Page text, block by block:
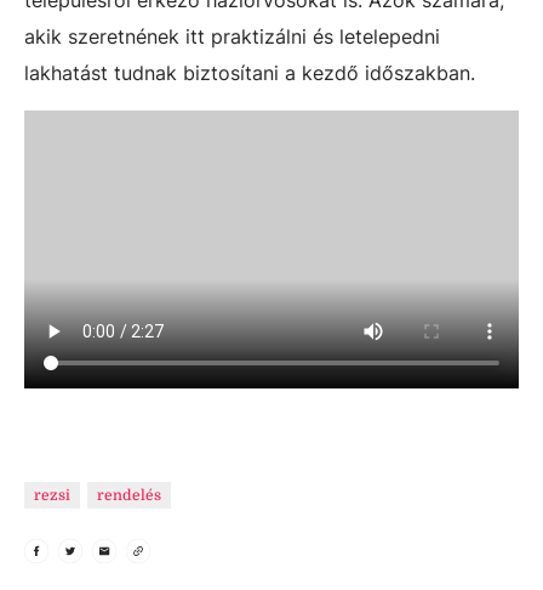
akik szeretnének itt praktizálni és letelepedni
lakhatást tudnak biztosítani a kezdő időszakban.
rezsi rendelés